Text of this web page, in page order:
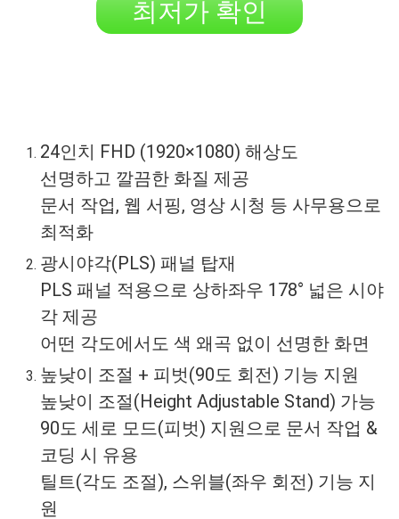
최저가 확인
24인치 FHD (1920×1080) 해상도
선명하고 깔끔한 화질 제공
문서 작업, 웹 서핑, 영상 시청 등 사무용으로
최적화
광시야각(PLS) 패널 탑재
PLS 패널 적용으로 상하좌우 178° 넓은 시야
각 제공
어떤 각도에서도 색 왜곡 없이 선명한 화면
높낮이 조절 + 피벗(90도 회전) 기능 지원
높낮이 조절(Height Adjustable Stand) 가능
90도 세로 모드(피벗) 지원으로 문서 작업 &
코딩 시 유용
틸트(각도 조절), 스위블(좌우 회전) 기능 지
원